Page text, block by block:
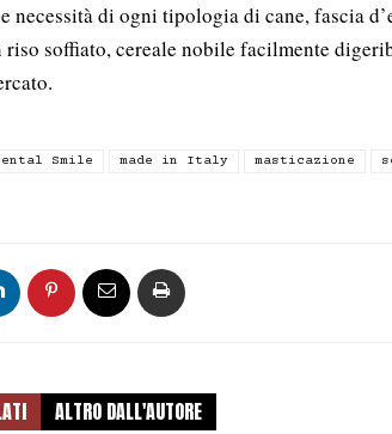
necessità di ogni tipologia di cane, fascia
riso soffiato, cereale nobile facilmente
Smile made in Italy masticazione
ALTRO DALL'AUTORE